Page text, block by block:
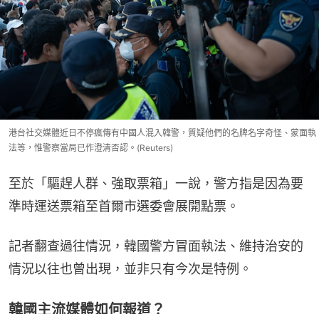
港台社交媒體近日不停瘋傳有中國人混入韓警，質疑他們的名牌名字奇怪、蒙面執
法等，惟警察當局已作澄清否認。(Reuters)
至於「驅趕人群、強取票箱」一說，警方指是因為要
準時運送票箱至首爾市選委會展開點票。
記者翻查過往情況，韓國警方冒面執法、維持治安的
情況以往也曾出現，並非只有今次是特例。
韓國主流媒體如何報道？